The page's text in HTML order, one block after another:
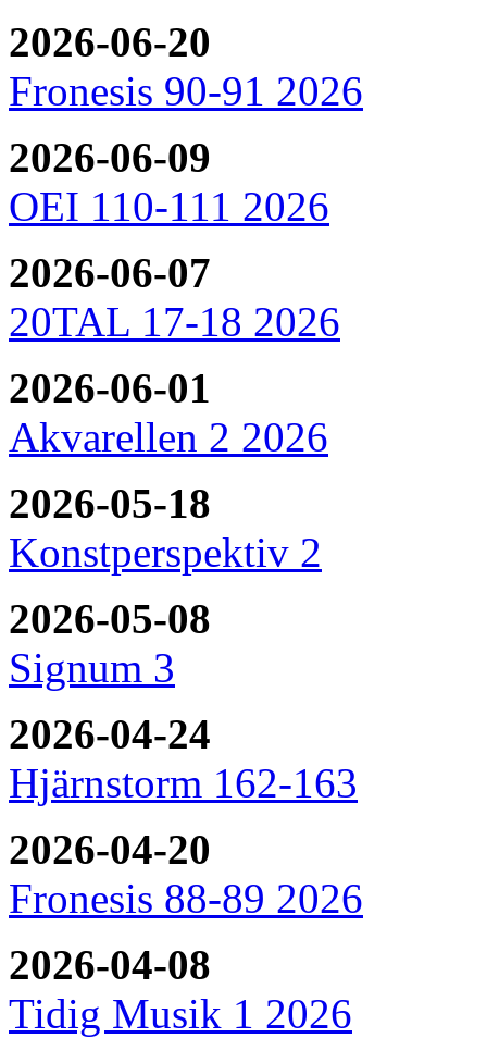
2026-06-20
Fronesis 90-91 2026
2026-06-09
OEI 110-111 2026
2026-06-07
20TAL 17-18 2026
2026-06-01
Akvarellen 2 2026
2026-05-18
Konstperspektiv 2
2026-05-08
Signum 3
2026-04-24
Hjärnstorm 162-163
2026-04-20
Fronesis 88-89 2026
2026-04-08
Tidig Musik 1 2026